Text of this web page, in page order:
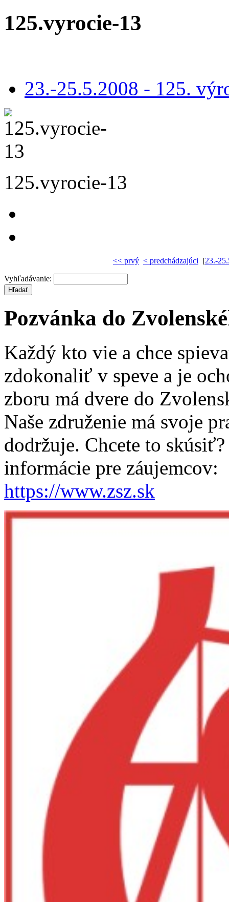
125.vyrocie-13
23.-25.5.2008 - 125.
125.vyrocie-13
<< prvý < predchádzajúci [23.-
Vyhľadávanie:
Pozvánka do
Každý kto vie a chce
zdokonaliť v speve a je
zboru má dvere do
Naše združenie má svoje
dodržuje. Chcete to
informácie pre záujemcov:
https://www.zsz.sk